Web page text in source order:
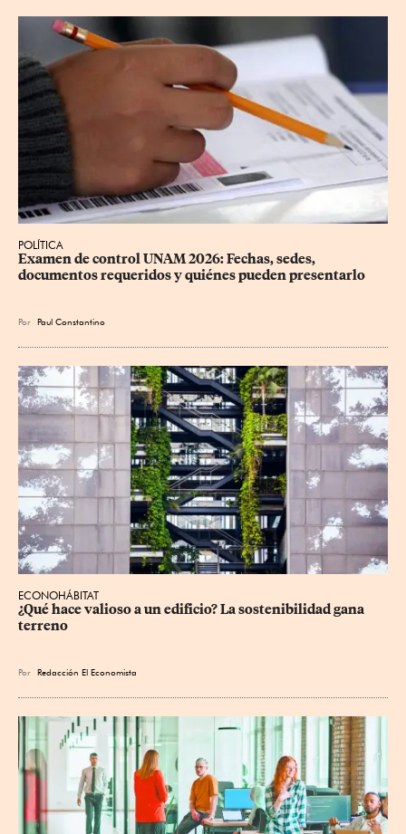
POLÍTICA
Examen de control UNAM 2026: Fechas, sedes,
documentos requeridos y quiénes pueden presentarlo
Por Paul Constantino
ECONOHÁBITAT
¿Qué hace valioso a un edificio? La sostenibilidad gana
terreno
Por Redacción El Economista